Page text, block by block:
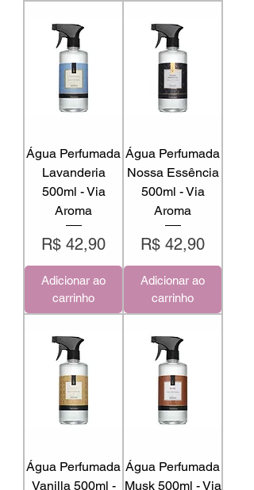
Água Perfumada
Lavanderia
500ml - Via
Aroma
Preço
R$ 42,90
Adicionar ao
carrinho
Água Perfumada
Nossa Essência
500ml - Via
Aroma
Preço
R$ 42,90
Adicionar ao
carrinho
Água Perfumada
Vanilla 500ml -
Água Perfumada
Musk 500ml - Via